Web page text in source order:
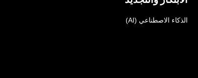
الذكاء الاصطناعي (AI)